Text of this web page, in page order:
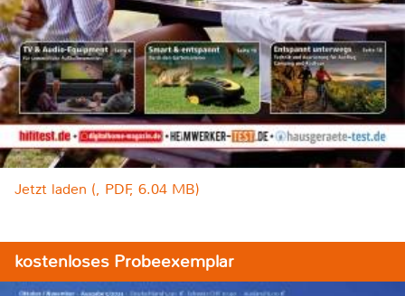
Jetzt laden (, PDF, 6.04 MB)
kostenloses Probeexemplar